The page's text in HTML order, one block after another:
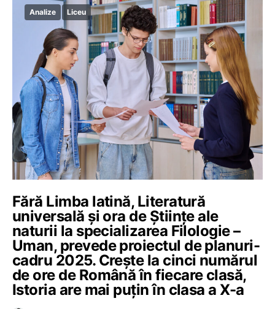
Analize Liceu
Fără Limba latină, Literatură
universală și ora de Științe ale
naturii la specializarea Filologie –
Uman, prevede proiectul de planuri-
cadru 2025. Crește la cinci numărul
de ore de Română în fiecare clasă,
Istoria are mai puțin în clasa a X-a